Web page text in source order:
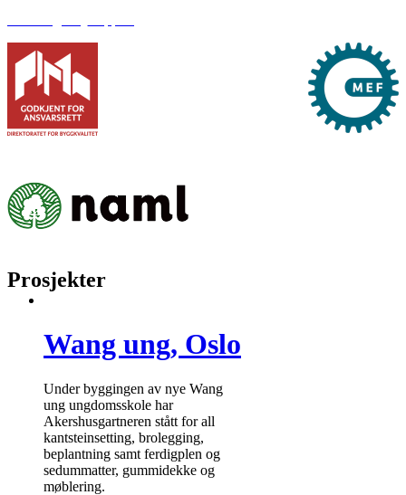
Prosjekter
Wang ung, Oslo
Under byggingen av nye Wang
ung ungdomsskole har
Akershusgartneren stått for all
kantsteinsetting, brolegging,
beplantning samt ferdigplen og
sedummatter, gummidekke og
møblering.